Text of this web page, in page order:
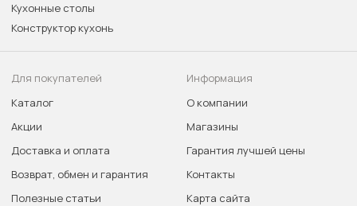
Кухонные столы
Конструктор кухонь
Для покупателей
Каталог
Акции
Доставка и оплата
Возврат, обмен и гарантия
Полезные статьи
Информация
О компании
Магазины
Гарантия лучшей цены
Контакты
Карта сайта